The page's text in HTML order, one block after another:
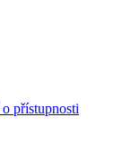
přístupnosti